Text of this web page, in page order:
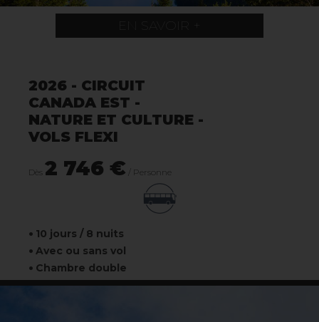
EN SAVOIR +
2026 - CIRCUIT
CANADA EST -
NATURE ET CULTURE -
VOLS FLEXI
Dès 2 746 € / Personne
10 jours / 8 nuits
Avec ou sans vol
Chambre double